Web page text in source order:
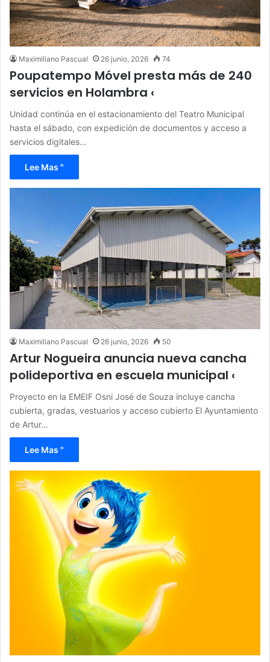
Maximiliano Pascual 26 junio, 2026 74
Poupatempo Móvel presta más de 240
servicios en Holambra ‹
Unidad continúa en el estacionamiento del Teatro Municipal
hasta el sábado, con expedición de documentos y acceso a
servicios digitales…
Lee Mas "
Maximiliano Pascual 26 junio, 2026 50
Artur Nogueira anuncia nueva cancha
polideportiva en escuela municipal ‹
Proyecto en la EMEIF Osni José de Souza incluye cancha
cubierta, gradas, vestuarios y acceso cubierto El Ayuntamiento
de Artur…
Lee Mas "